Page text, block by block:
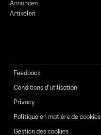
Annoncen
Artikelen
Feedback
Conditions d'utilisation
Privacy
Politique en matière de cookies
Gestion des cookies